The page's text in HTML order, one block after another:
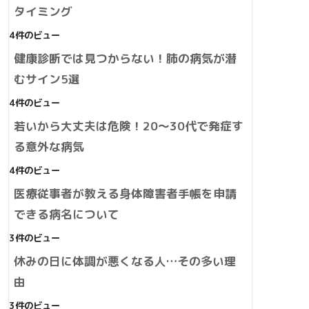
タイミング
4件のビュー
健康診断では見つからない！肺の病気が潜
むサイン5選
4件のビュー
若いから大丈夫は危険！20～30代で発症す
る意外な病気
4件のビュー
医療従事者が教える身体障害者手帳を申請
できる病名について
3件のビュー
休みの日に体調が悪くなる人…その多い理
由
3件のビュー